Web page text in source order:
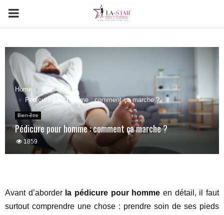
PRIMARY
Home
Bien-être
Pédicure pour homme : comment ça marche ?
Bien-être
Pédicure pour homme : comment ça marche ?
1859
Avant d’aborder la pédicure pour homme en détail, il faut
surtout comprendre une chose : prendre soin de ses pieds